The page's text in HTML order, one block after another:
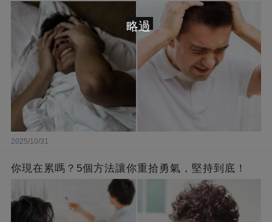
2025/10/31
你現在累嗎？5個方法讓你重拾勇氣，堅持到底！
略過